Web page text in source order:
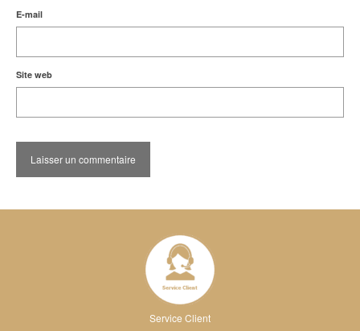
E-mail
Site web
Service Client